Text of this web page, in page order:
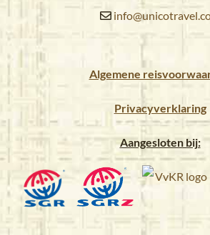
Algemene
Privacyverklaring
Aangesloten bij: